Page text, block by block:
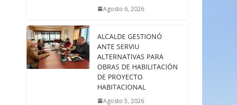
Agosto 6, 2026
ALCALDE GESTIONÓ
ANTE SERVIU
ALTERNATIVAS PARA
OBRAS DE HABILITACIÓN
DE PROYECTO
HABITACIONAL
Agosto 5, 2026